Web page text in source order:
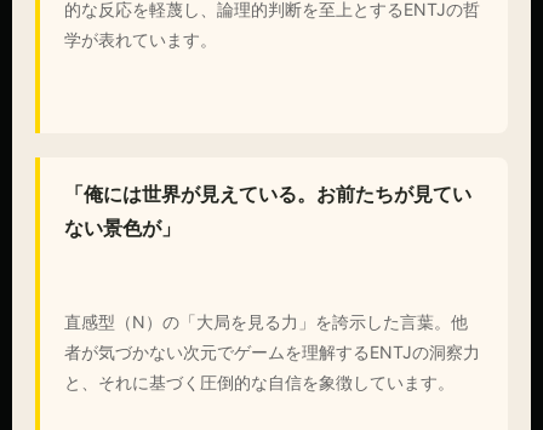
的な反応を軽蔑し、論理的判断を至上とするENTJの哲
学が表れています。
「俺には世界が見えている。お前たちが見てい
ない景色が」
直感型（N）の「大局を見る力」を誇示した言葉。他
者が気づかない次元でゲームを理解するENTJの洞察力
と、それに基づく圧倒的な自信を象徴しています。